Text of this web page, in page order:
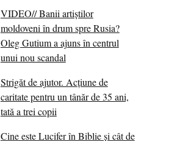
VIDEO// Banii artiștilor
moldoveni în drum spre Rusia?
Oleg Gutium a ajuns în centrul
unui nou scandal
Strigăt de ajutor. Acțiune de
caritate pentru un tânăr de 35 ani,
tată a trei copii
Cine este Lucifer în Biblie și cât de